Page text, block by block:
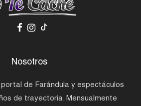
Nosotros
portal de Farándula y espectáculos
de trayectoria. Mensualmente